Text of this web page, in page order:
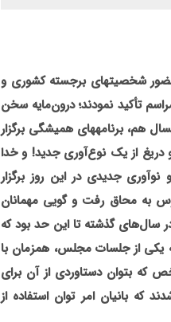
شخصیت‏های برجسته کشوری و
تأکید نمودند؛ درون‌مایه سخن
هم، برنامه‏های همیشگی برگزار
دریغ از یک نوعآوری جدید! و خدا
نوآوری جدیدی در این روز برگزار
به محاق رفت و گویی مهمانان
سال‌های گذشته تا این حد بود که
یکی از جلسات مجلس، همزمان با
که بتوان دستاوردی از آن برای
بانیان امر توان استفاده از